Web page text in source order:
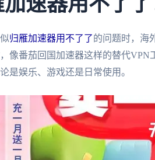
加速器用不了
归雁加速器用不了了的问题时，海
像番茄回国加速器这样的替代
是娱乐、游戏还是日常使用。